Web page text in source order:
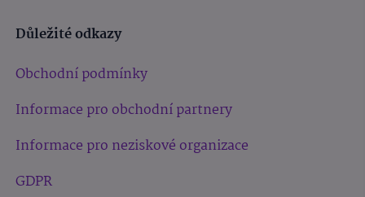
Důležité odkazy
Obchodní podmínky
Informace pro obchodní partnery
Informace pro neziskové organizace
GDPR